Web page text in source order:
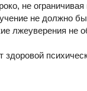
не
не должно
лжеуверения не
здоровой